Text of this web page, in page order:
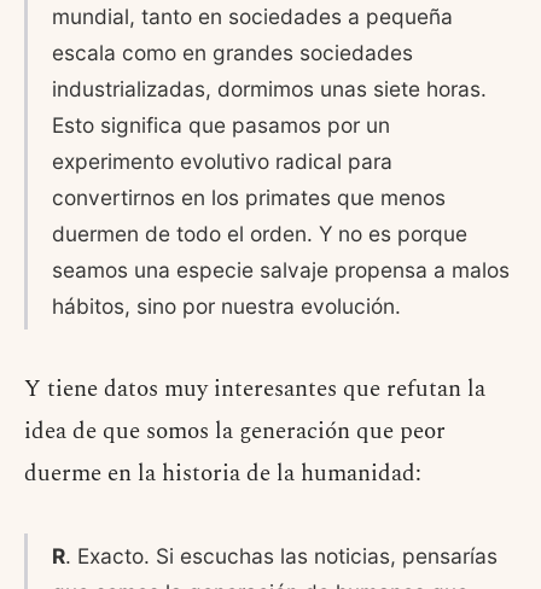
mundial, tanto en sociedades a pequeña
escala como en grandes sociedades
industrializadas, dormimos unas siete horas.
Esto significa que pasamos por un
experimento evolutivo radical para
convertirnos en los primates que menos
duermen de todo el orden. Y no es porque
seamos una especie salvaje propensa a malos
hábitos, sino por nuestra evolución.
Y tiene datos muy interesantes que refutan la
idea de que somos la generación que peor
duerme en la historia de la humanidad:
R. Exacto. Si escuchas las noticias, pensarías